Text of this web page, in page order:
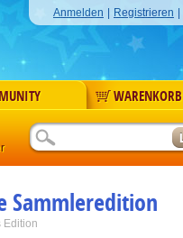
Anmelden Registrieren
WARENKORB
Sammleredition
Edition